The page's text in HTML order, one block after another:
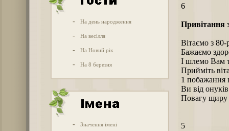
- На день народження
- На весілля
- На Новий рік
- На 8 березня
- Значення імені
6
Привітання
Вітаємо з
Бажаємо
І шлемо Вам
Прийміть
1 побажання
Ви від
Повагу щиру
5